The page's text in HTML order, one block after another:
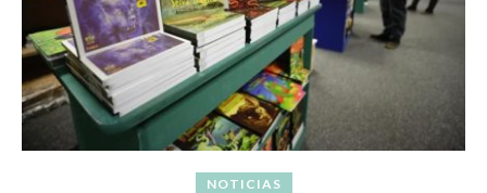
NOTICIAS